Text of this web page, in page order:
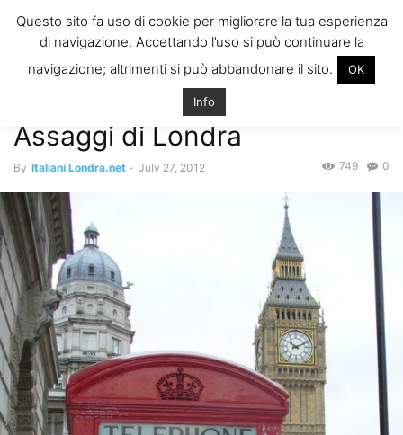
ITALIANI A
LONDRA
Il blog degli Italiani nella rebel city
Home Eventi, Svago and More Assaggi di Londra
Assaggi di Londra
By Italiani Londra.net - July 27, 2012 0
749
Questo sito fa uso di cookie per migliorare la tua esperienza
di navigazione. Accettando l’uso si può continuare la
navigazione; altrimenti si può abbandonare il sito.
OK
Info